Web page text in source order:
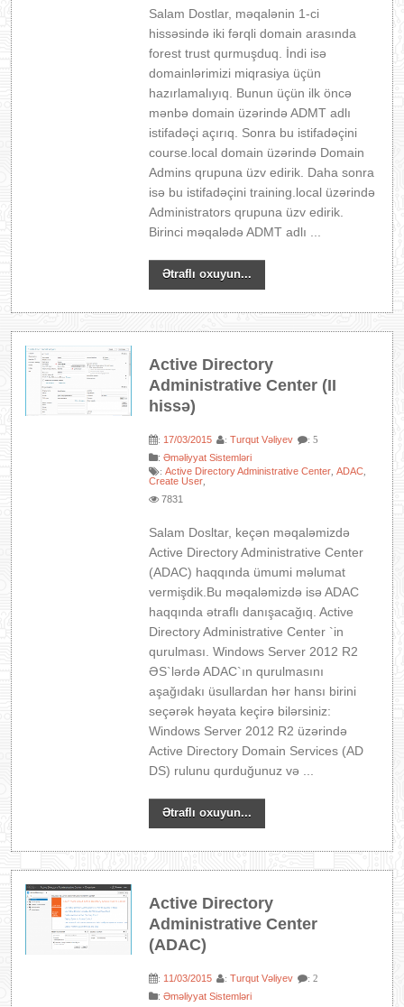
Salam Dostlar, məqalənin 1-ci
hissəsində iki fərqli domain arasında
forest trust qurmuşduq. İndi isə
domainlərimizi miqrasiya üçün
hazırlamalıyıq. Bunun üçün ilk öncə
mənbə domain üzərində ADMT adlı
istifadəçi açırıq. Sonra bu istifadəçini
course.local domain üzərində Domain
Admins qrupuna üzv edirik. Daha sonra
isə bu istifadəçini training.local üzərində
Administrators qrupuna üzv edirik.
Birinci məqalədə ADMT adlı ...
Ətraflı oxuyun...
Active Directory
Administrative Center (II
hissə)
: 17/03/2015 :Turqut Vəliyev : 5
:Əməliyyat Sistemləri
:Active Directory Administrative Center ,ADAC
Create User
7831
Salam Dosltar, keçən məqaləmizdə
Active Directory Administrative Center
(ADAC) haqqında ümumi məlumat
vermişdik.Bu məqaləmizdə isə ADAC
haqqında ətraflı danışacağıq. Active
Directory Administrative Center `in
qurulması. Windows Server 2012 R2
ƏS`lərdə ADAC`ın qurulmasını
aşağıdakı üsullardan hər hansı birini
seçərək həyata keçirə bilərsiniz:
Windows Server 2012 R2 üzərində
Active Directory Domain Services (AD
DS) rulunu qurduğunuz və ...
Ətraflı oxuyun...
Active Directory
Administrative Center
(ADAC)
: 11/03/2015 :Turqut Vəliyev : 2
:Əməliyyat Sistemləri